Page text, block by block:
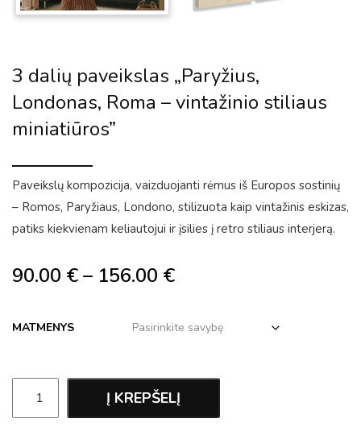
3 dalių paveikslas „Paryžius,
Londonas, Roma – vintažinio stiliaus
miniatiūros”
Paveikslų kompozicija, vaizduojanti rėmus iš Europos sostinių
– Romos, Paryžiaus, Londono, stilizuota kaip vintažinis eskizas,
patiks kiekvienam keliautojui ir įsilies į retro stiliaus interjerą.
90.00 €– 156.00 €
MATMENYS
Į KREPŠELĮ